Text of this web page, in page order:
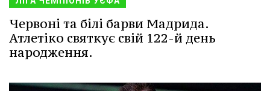
Червоні та білі барви Мадрида.
Атлетіко святкує свій 122-й день
народження.